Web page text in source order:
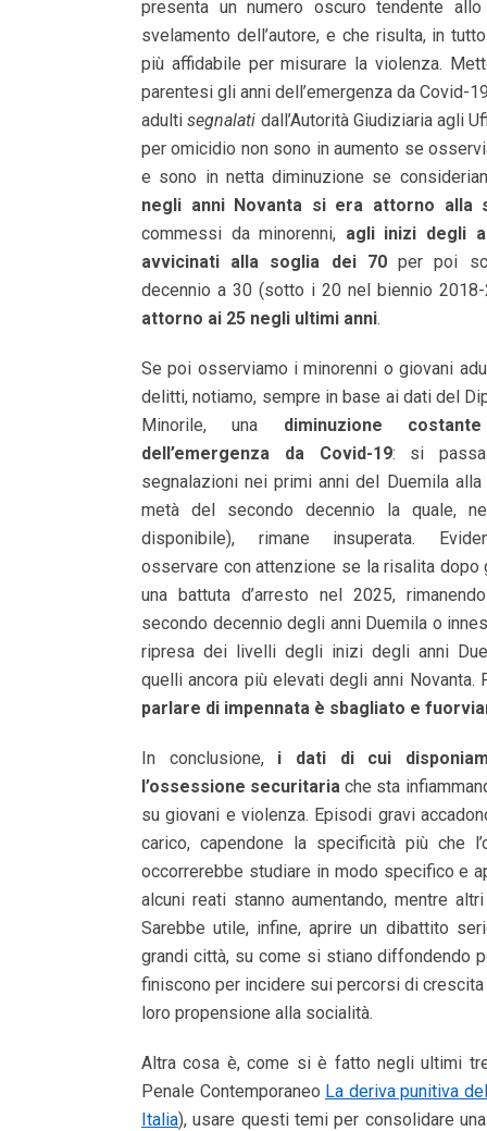
presenta un numero oscuro tendente
svelamento dell’autore, e che risulta, in
più affidabile per misurare la violenza.
parentesi gli anni dell’emergenza da Covid-
adultisegnalati dall’Autorità Giudiziaria agli
per omicidio non sono in aumento se
e sono in netta diminuzione se
negli anni Novanta si era attorno alla
commessi da minorenni, agli inizi degli
avvicinati alla soglia dei 70per poi
decennio a 30 (sotto i 20 nel biennio
attorno ai 25 negli ultimi anni.
Se poi osserviamo i minorenni o giovani
delitti, notiamo, sempre in base ai dati del
Minorile, una diminuzione
dell’emergenza da Covid-19: si
segnalazioni nei primi anni del Duemila
metà del secondo decennio la quale,
disponibile), rimane insuperata.
osservare con attenzione se la risalita dopo
una battuta d’arresto nel 2025,
secondo decennio degli anni Duemila o
ripresa dei livelli degli inizi degli anni
quelli ancora più elevati degli anni Novanta.
parlare di impennata è sbagliato e
In conclusione, i dati di cui
l’ossessione securitaria che sta
su giovani e violenza. Episodi gravi
carico, capendone la specificità più che
occorrerebbe studiare in modo specifico e
alcuni reati stanno aumentando, mentre
Sarebbe utile, infine, aprire un dibattito
grandi città, su come si stiano diffondendo
finiscono per incidere sui percorsi di
loro propensione alla socialità.
Altra cosa è, come si è fatto negli ultimi
Penale Contemporaneo La deriva punitiva
Italia), usare questi temi per consolidare